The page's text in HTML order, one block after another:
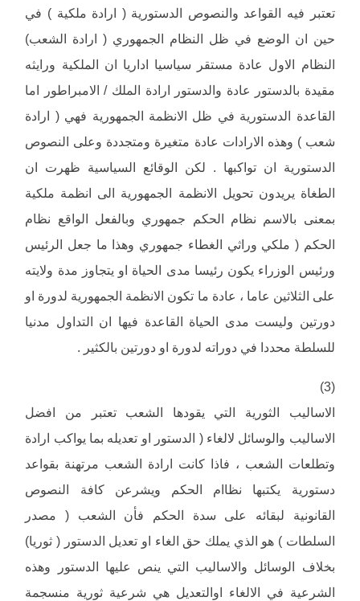
تعتبر فيه القواعد والنصوص الدستورية ( ارادة ملكية ) في
حين ان الوضع في ظل النظام الجمهوري ( ارادة الشعب)
النظام الاول عادة مستقر سياسيا اداريا ان الملكية ورايثه
مقيدة بالدستور عادة والدستور ارادة الملك / الامبراطور اما
القاعدة الدستورية في ظل الانظمة الجمهورية فهي ( ارادة
شعب ) وهذه الارادات عادة متغيرة ومتجددة وعلى النصوص
الدستورية ان تواكبها . لكن الوقائع السياسية ظهرت ان
الطغاة يريدون تحويل الانظمة الجمهورية الى انظمة ملكية
بمعنى بالاسم نظام الحكم جمهوري وبالفعل الواقع نظام
الحكم ( ملكي وراثي الغطاء جمهوري وهذا ما جعل الرئيس
ورئيس الوزراء يكون رئيسا مدى الحياة او يتجاوز مدة ولايته
على الثلاثين عاما ، عادة ما تكون الانظمة الجمهورية لدورة او
دورتين وليست مدى الحياة القاعدة فيها ان التداول مدنيا
للسلطة محددا في دوراته لدورة او دورتين بالكثير .
(3)
الاساليب الثورية التي يقودها الشعب تعتبر من افضل
الاساليب والوسائل لالغاء ( الدستور او تعديله بما يواكب ارادة
وتطلعات الشعب ، فاذا كانت ارادة الشعب مرتهنة بقواعد
دستورية يكتبها نظاام الحكم ويشرعن كافة النصوص
القانونية لبقائه على سدة الحكم فأن الشعب ( مصدر
السلطات ) هو الذي يملك حق الغاء او تعديل الدستور ( ثوريا)
بخلاف الوسائل والاساليب التي ينص عليها الدستور وهذه
الشرعية في الالغاء اوالتعديل هي شرعية ثورية منسجمة